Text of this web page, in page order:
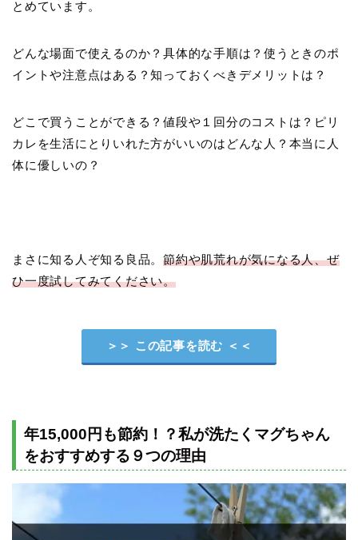
とめています。
どんな場面で使えるのか？具体的な手順は？使うときのポ
イントや注意点はある？知っておくべきデメリットは？
どこで買うことができる？値段や１回分のコストは？ピリ
カレを生活にとりいれた方がいいのはどんな人？本当に人
体に優しいの？
まさに知る人ぞ知る良品。節約や肌荒れが気になる人、ぜ
ひ一度試してみてください。
＞＞ この記事を読む ＜＜
年15,000円も節約！？私が洗たくマグちゃん
をおすすめする９つの理由